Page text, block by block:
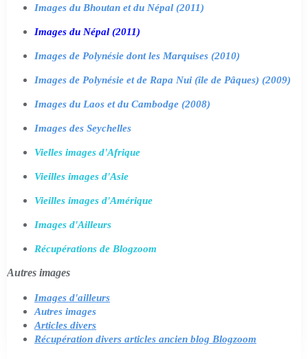
Images du Bhoutan et du Népal (2011)
Images du Népal (2011)
Images de Polynésie dont les Marquises (2010)
Images de Polynésie et de Rapa Nui (île de Pâques) (2009)
Images du Laos et du Cambodge (2008)
Images des Seychelles
Vielles images d'Afrique
Vieilles images d'Asie
Vieilles images d'Amérique
Images d'Ailleurs
Récupérations de Blogzoom
Autres images
Images d'ailleurs
Autres images
Articles divers
Récupération divers articles ancien blog Blogzoom